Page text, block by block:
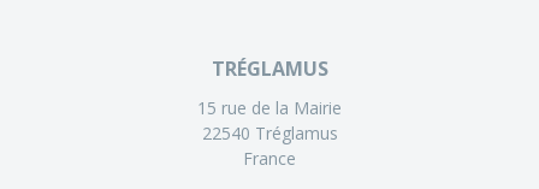
TRÉGLAMUS
15 rue de la Mairie
22540 Tréglamus
France